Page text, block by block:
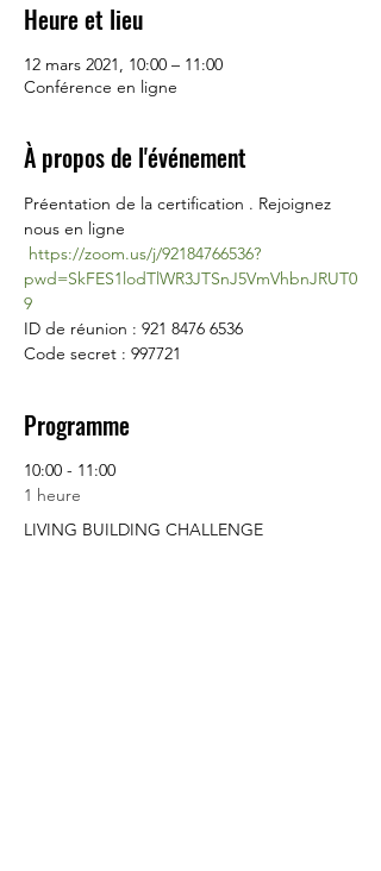
Heure et lieu
12 mars 2021, 10:00 – 11:00
Conférence en ligne
À propos de l'événement
Préentation de la certification . Rejoignez
nous en ligne
https://zoom.us/j/92184766536?
pwd=SkFES1lodTlWR3JTSnJ5VmVhbnJRUT0
9
ID de réunion : 921 8476 6536
Code secret : 997721
Programme
10:00 - 11:00
1 heure
LIVING BUILDING CHALLENGE